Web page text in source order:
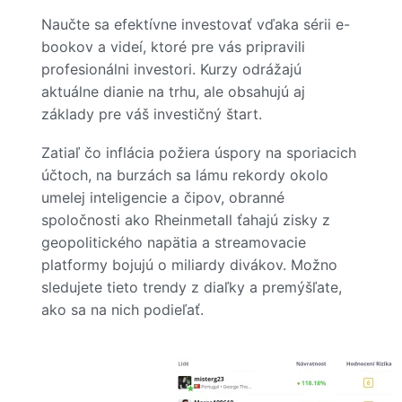
Naučte sa efektívne investovať vďaka sérii e-
bookov a videí, ktoré pre vás pripravili
profesionálni investori. Kurzy odrážajú
aktuálne dianie na trhu, ale obsahujú aj
základy pre váš investičný štart.
Zatiaľ čo inflácia požiera úspory na sporiacich
účtoch, na burzách sa lámu rekordy okolo
umelej inteligencie a čipov, obranné
spoločnosti ako Rheinmetall ťahajú zisky z
geopolitického napätia a streamovacie
platformy bojujú o miliardy divákov. Možno
sledujete tieto trendy z diaľky a premýšľate,
ako sa na nich podieľať.